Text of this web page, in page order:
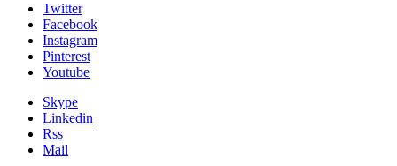
Twitter
Facebook
Instagram
Pinterest
Youtube
Skype
Linkedin
Rss
Mail